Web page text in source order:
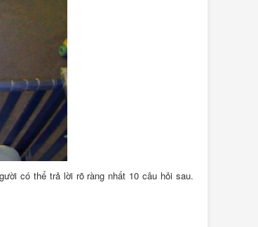
có thể trả lời rõ ràng nhất 10 câu hỏi sau.